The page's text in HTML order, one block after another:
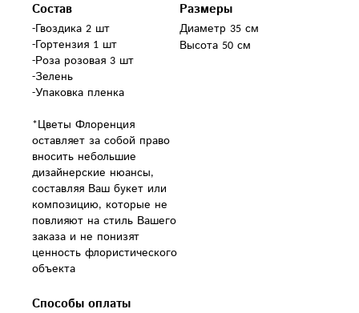
Состав
-Гвоздика 2 шт
-Гортензия 1 шт
-Роза розовая 3 шт
-Зелень
-Упаковка пленка
*Цветы Флоренция
оставляет за собой право
вносить небольшие
дизайнерские нюансы,
составляя Ваш букет или
композицию, которые не
повлияют на стиль Вашего
заказа и не понизят
ценность флористического
объекта
Размеры
Диаметр 35 см
Высота 50 см
Способы оплаты